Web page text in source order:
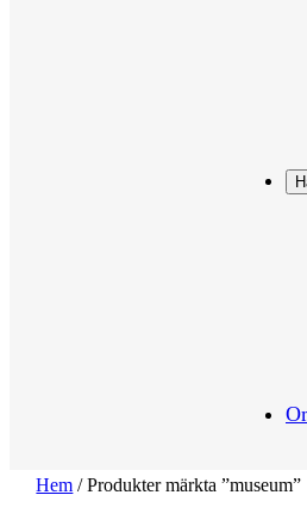
Hem / Produkter märkta ”museum”